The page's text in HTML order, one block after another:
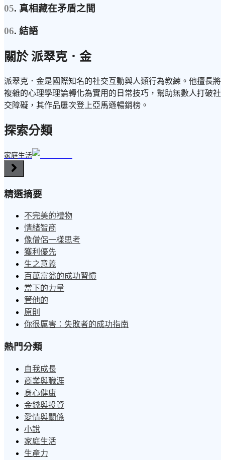
05. 真相藏在矛盾之間
06. 結語
關於 派翠克．金
派翠克．金是國際知名的社交互動與人類行為教練。他擅長將
複雜的心理學理論轉化為實用的日常技巧，幫助無數人打破社
交障礙，其作品屢次登上亞馬遜暢銷榜。
探索分類
家庭生活
精選摘要
不完美的禮物
情緒智商
像僧侶一樣思考
獲利優先
生之意義
百萬富翁的成功習慣
當下的力量
管他的
原則
你很厲害：失敗者的成功指南
熱門分類
自我成長
商業與職涯
身心健康
金錢與投資
愛情與關係
小說
家庭生活
生產力